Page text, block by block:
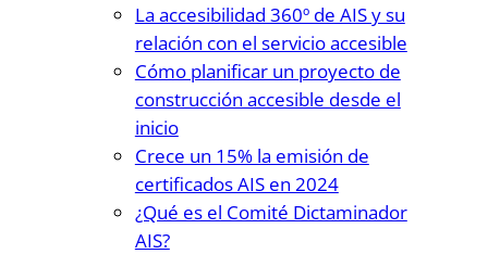
La accesibilidad 360º de AIS y su
relación con el servicio accesible
Cómo planificar un proyecto de
construcción accesible desde el
inicio
Crece un 15% la emisión de
certificados AIS en 2024
¿Qué es el Comité Dictaminador
AIS?